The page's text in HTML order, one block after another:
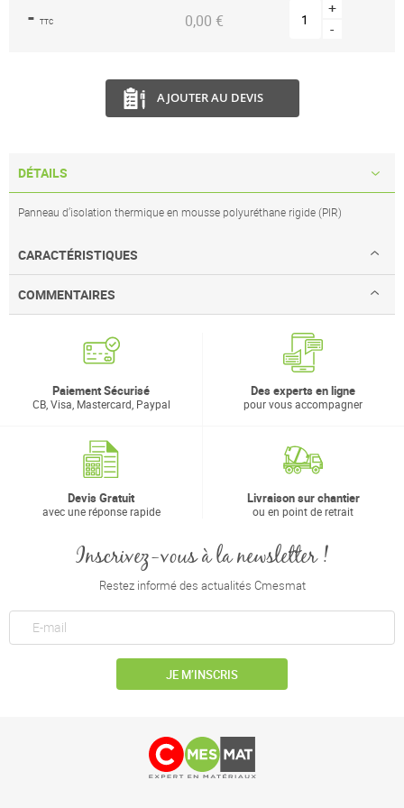
- TTC 0,00 €
+
-
AJOUTER AU DEVIS
DÉTAILS
Panneau d’isolation thermique en mousse polyuréthane rigide (PIR)
CARACTÉRISTIQUES
COMMENTAIRES
Paiement Sécurisé
CB, Visa, Mastercard, Paypal
Des experts en ligne
pour vous accompagner
Devis Gratuit
avec une réponse rapide
Livraison sur chantier
ou en point de retrait
Inscrivez-vous à la newsletter !
Restez informé des actualités Cmesmat
JE M’INSCRIS